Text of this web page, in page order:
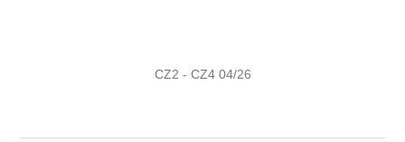
CZ2 - CZ4 04/26